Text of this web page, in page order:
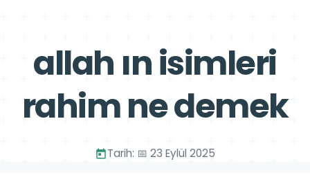
allah ın isimleri
rahim ne demek
Tarih: 📅 23 Eylül 2025